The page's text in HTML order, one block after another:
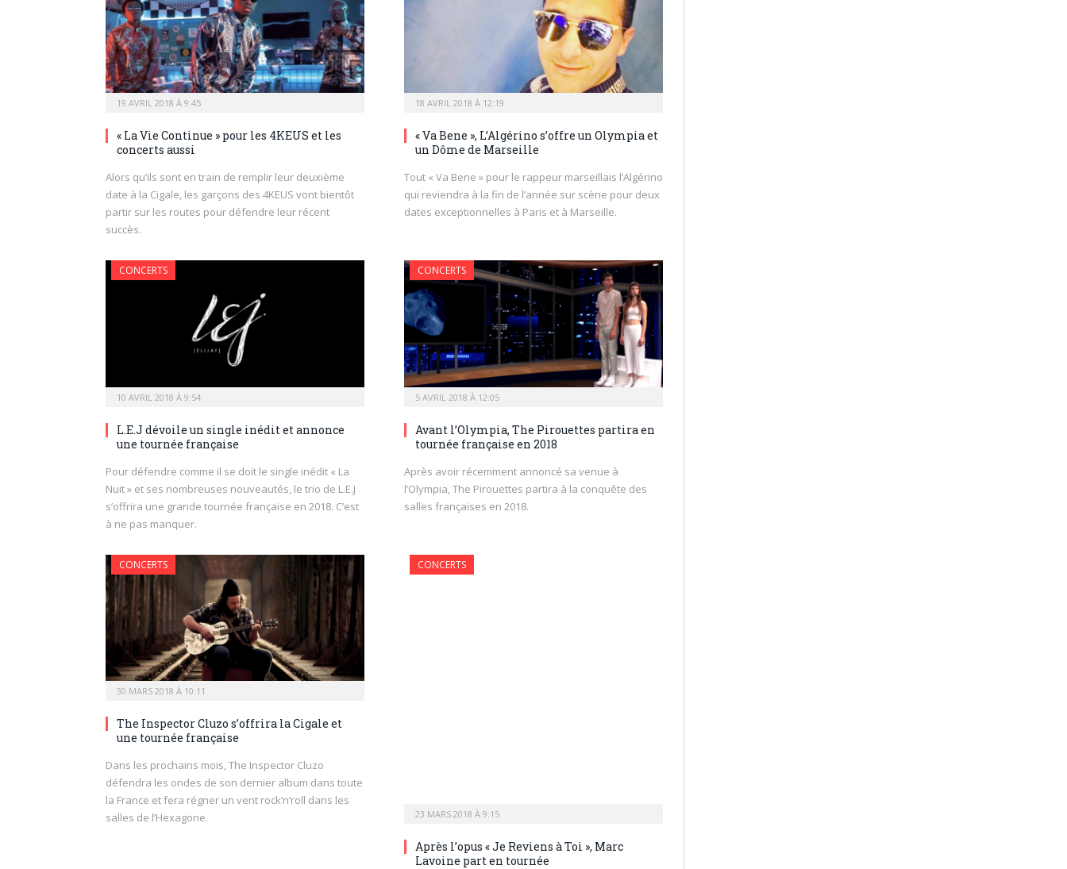
19 AVRIL 2018 À 9:45
« La Vie Continue » pour les 4KEUS et les
concerts aussi
Alors qu’ils sont en train de remplir leur deuxième
date à la Cigale, les garçons des 4KEUS vont bientôt
partir sur les routes pour défendre leur récent
succès.
18 AVRIL 2018 À 12:19
« Va Bene », L’Algérino s’offre un Olympia et
un Dôme de Marseille
Tout « Va Bene » pour le rappeur marseillais l’Algérino
qui reviendra à la fin de l’année sur scène pour deux
dates exceptionnelles à Paris et à Marseille.
CONCERTS
10 AVRIL 2018 À 9:54
L.E.J dévoile un single inédit et annonce
une tournée française
Pour défendre comme il se doit le single inédit « La
Nuit » et ses nombreuses nouveautés, le trio de L.E.J
s’offrira une grande tournée française en 2018. C’est
à ne pas manquer.
CONCERTS
5 AVRIL 2018 À 12:05
Avant l’Olympia, The Pirouettes partira en
tournée française en 2018
Après avoir récemment annoncé sa venue à
l’Olympia, The Pirouettes partira à la conquête des
salles françaises en 2018.
CONCERTS
30 MARS 2018 À 10:11
The Inspector Cluzo s’offrira la Cigale et
une tournée française
Dans les prochains mois, The Inspector Cluzo
défendra les ondes de son dernier album dans toute
la France et fera régner un vent rock’n’roll dans les
salles de l’Hexagone.
CONCERTS
23 MARS 2018 À 9:15
Après l’opus « Je Reviens à Toi », Marc
Lavoine part en tournée